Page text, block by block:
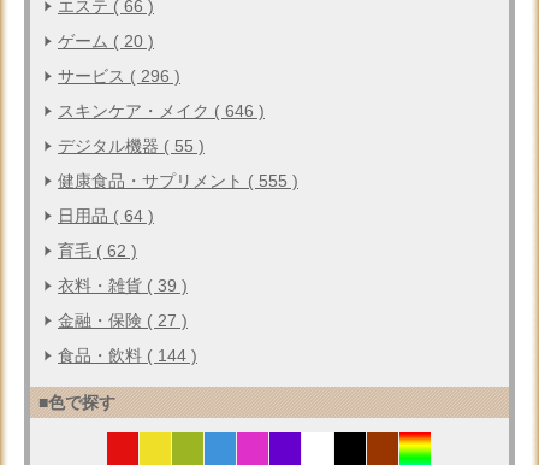
エステ ( 66 )
ゲーム ( 20 )
サービス ( 296 )
スキンケア・メイク ( 646 )
デジタル機器 ( 55 )
健康食品・サプリメント ( 555 )
日用品 ( 64 )
育毛 ( 62 )
衣料・雑貨 ( 39 )
金融・保険 ( 27 )
食品・飲料 ( 144 )
■色で探す